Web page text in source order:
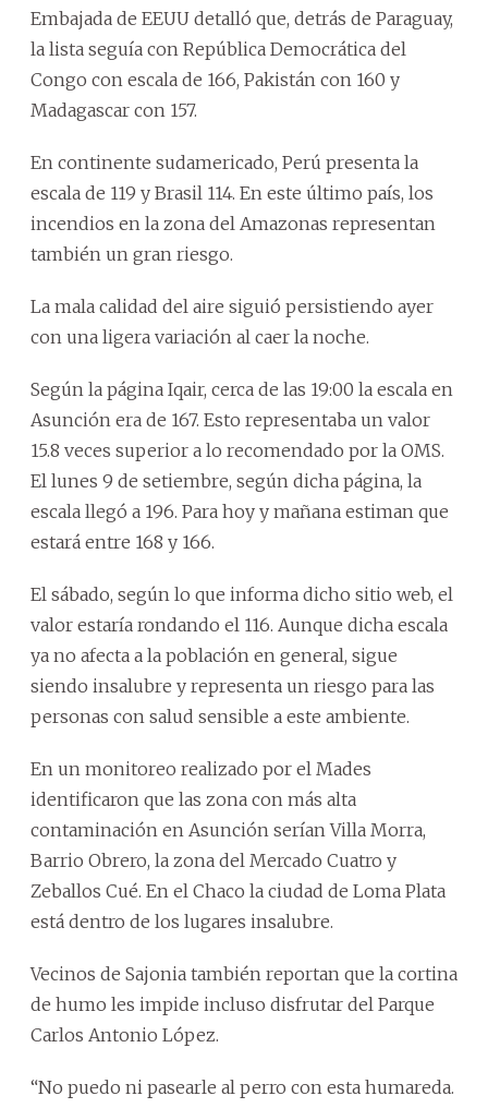
Embajada de EEUU detalló que, detrás de Paraguay,
la lista seguía con República Democrática del
Congo con escala de 166, Pakistán con 160 y
Madagascar con 157.
En continente sudamericado, Perú presenta la
escala de 119 y Brasil 114. En este último país, los
incendios en la zona del Amazonas representan
también un gran riesgo.
La mala calidad del aire siguió persistiendo ayer
con una ligera variación al caer la noche.
Según la página Iqair, cerca de las 19:00 la escala en
Asunción era de 167. Esto representaba un valor
15.8 veces superior a lo recomendado por la OMS.
El lunes 9 de setiembre, según dicha página, la
escala llegó a 196. Para hoy y mañana estiman que
estará entre 168 y 166.
El sábado, según lo que informa dicho sitio web, el
valor estaría rondando el 116. Aunque dicha escala
ya no afecta a la población en general, sigue
siendo insalubre y representa un riesgo para las
personas con salud sensible a este ambiente.
En un monitoreo realizado por el Mades
identificaron que las zona con más alta
contaminación en Asunción serían Villa Morra,
Barrio Obrero, la zona del Mercado Cuatro y
Zeballos Cué. En el Chaco la ciudad de Loma Plata
está dentro de los lugares insalubre.
Vecinos de Sajonia también reportan que la cortina
de humo les impide incluso disfrutar del Parque
Carlos Antonio López.
“No puedo ni pasearle al perro con esta humareda.